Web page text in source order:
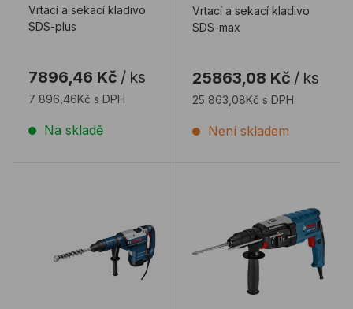
Vrtací a sekací kladivo
SDS-plus
7896,46 Kč / ks
7 896,46Kč s DPH
Na skladě
Vrtací a sekací kladivo
SDS-max
25863,08 Kč / ks
25 863,08Kč s DPH
Není skladem